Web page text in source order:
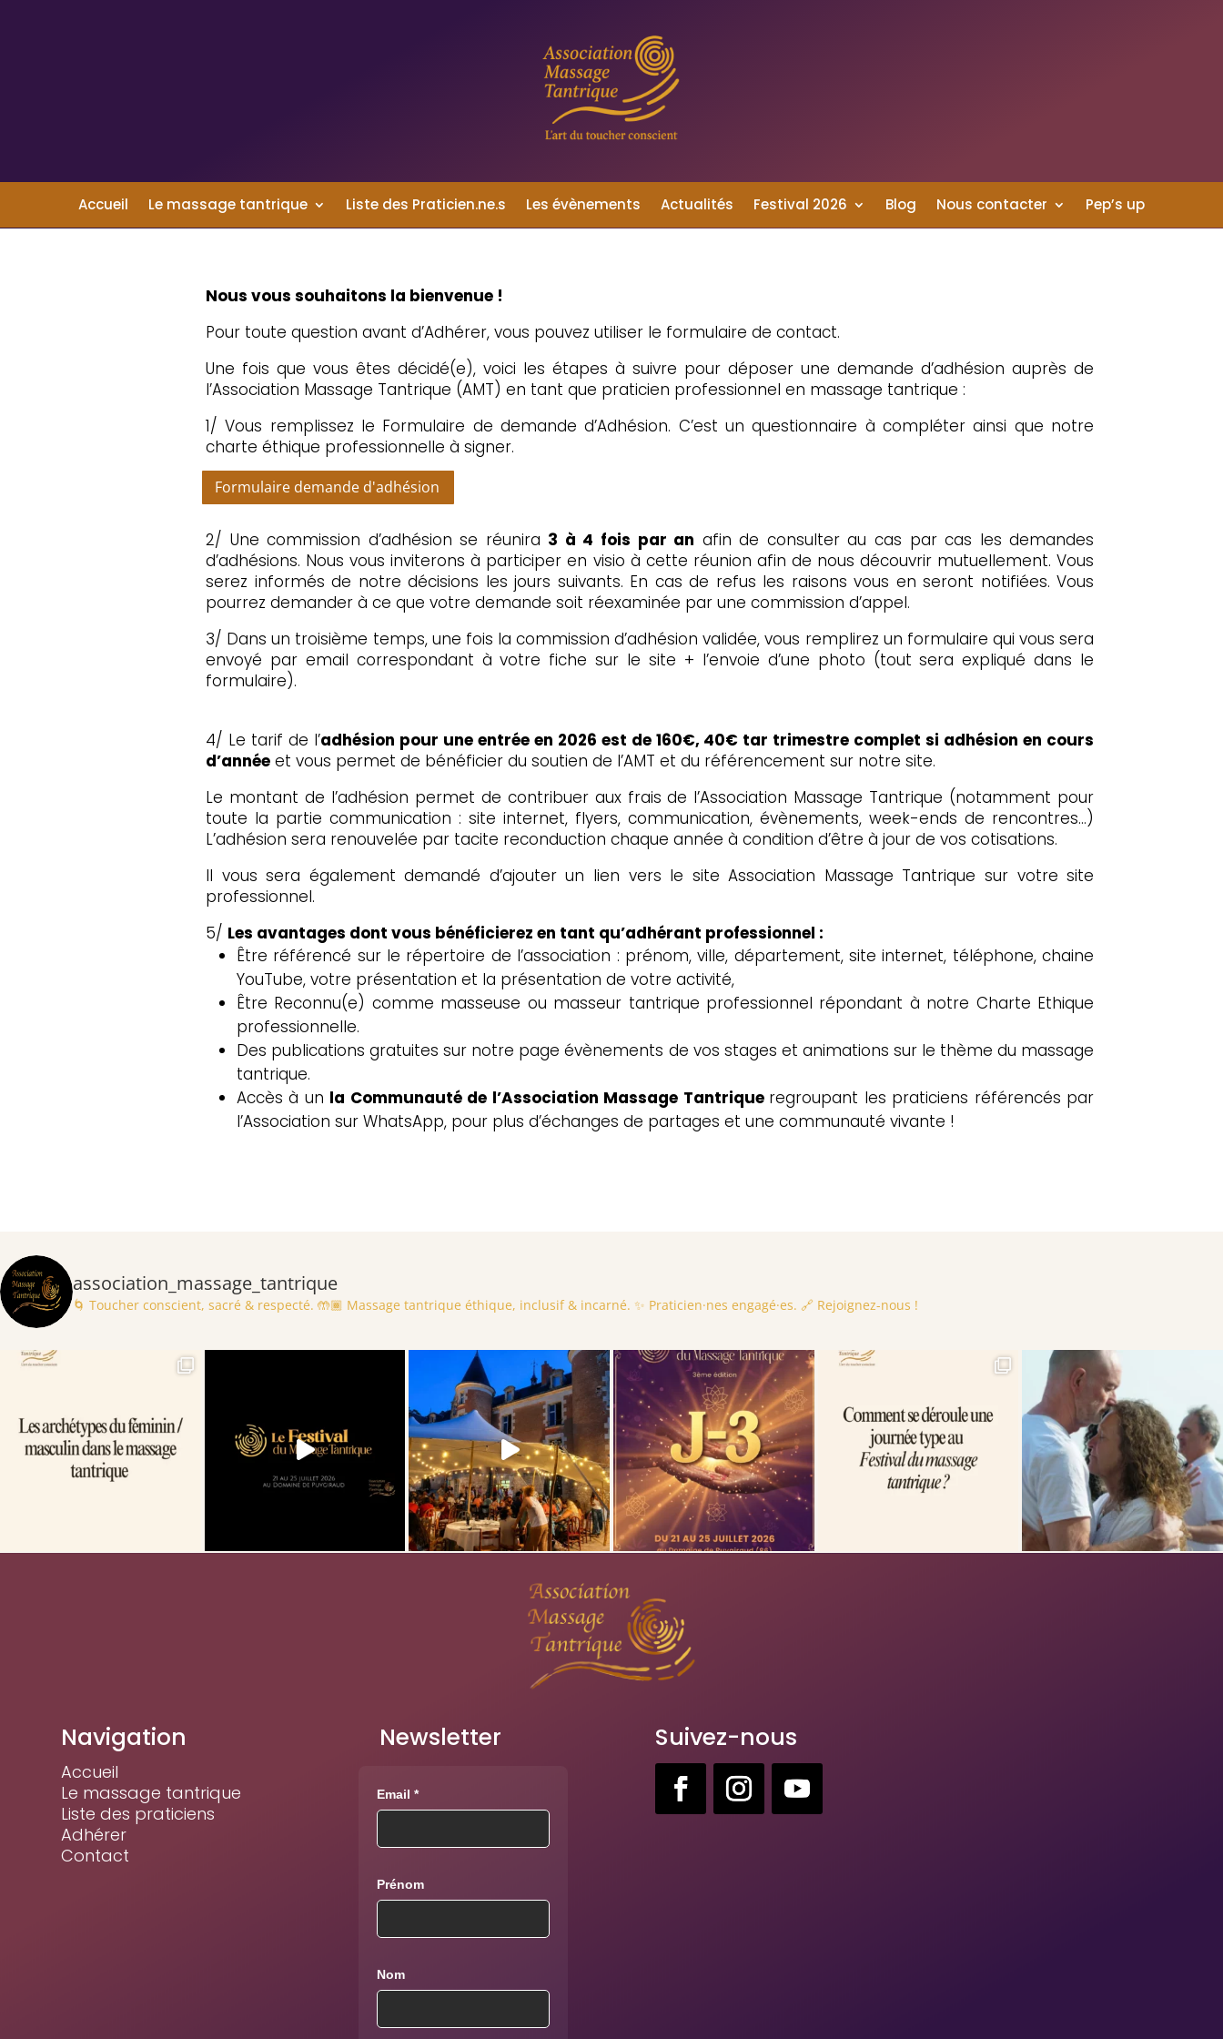
Accueil Le massage tantrique Liste des Praticien.ne.s Les évènements Actualités Festival 2026 Blog Nous contacter Pep’s up
Nous vous souhaitons la bienvenue !
Pour toute question avant d’Adhérer, vous pouvez utiliser le formulaire de contact.
Une fois que vous êtes décidé(e), voici les étapes à suivre pour déposer une demande d’adhésion auprès de
l’Association Massage Tantrique (AMT) en tant que praticien professionnel en massage tantrique :
1/ Vous remplissez le Formulaire de demande d’Adhésion. C’est un questionnaire à compléter ainsi que notre
charte éthique professionnelle à signer.
Formulaire demande d'adhésion
2/ Une commission d’adhésion se réunira 3 à 4 fois par an afin de consulter au cas par cas les demandes
d’adhésions. Nous vous inviterons à participer en visio à cette réunion afin de nous découvrir mutuellement. Vous
serez informés de notre décisions les jours suivants. En cas de refus les raisons vous en seront notifiées. Vous
pourrez demander à ce que votre demande soit réexaminée par une commission d’appel.
3/ Dans un troisième temps, une fois la commission d’adhésion validée, vous remplirez un formulaire qui vous sera
envoyé par email correspondant à votre fiche sur le site + l’envoie d’une photo (tout sera expliqué dans le
formulaire).
4/ Le tarif de l’adhésion pour une entrée en 2026 est de 160€, 40€ tar trimestre complet si adhésion en cours
d’année et vous permet de bénéficier du soutien de l’AMT et du référencement sur notre site.
Le montant de l’adhésion permet de contribuer aux frais de l’Association Massage Tantrique (notamment pour
toute la partie communication : site internet, flyers, communication, évènements, week-ends de rencontres…)
L’adhésion sera renouvelée par tacite reconduction chaque année à condition d’être à jour de vos cotisations.
Il vous sera également demandé d’ajouter un lien vers le site Association Massage Tantrique sur votre site
professionnel.
5/ Les avantages dont vous bénéficierez en tant qu’adhérant professionnel :
Être référencé sur le répertoire de l’association : prénom, ville, département, site internet, téléphone, chaine
YouTube, votre présentation et la présentation de votre activité,
Être Reconnu(e) comme masseuse ou masseur tantrique professionnel répondant à notre Charte Ethique
professionnelle.
Des publications gratuites sur notre page évènements de vos stages et animations sur le thème du massage
tantrique.
Accès à un la Communauté de l’Association Massage Tantrique regroupant les praticiens référencés par
l’Association sur WhatsApp, pour plus d’échanges de partages et une communauté vivante !
association_massage_tantrique
🌀 Toucher conscient, sacré & respecté. 🤲🏾 Massage tantrique éthique, inclusif & incarné. ✨ Praticien·nes engagé·es. 🔗 Rejoignez-nous !
Navigation
Accueil
Le massage tantrique
Liste des praticiens
Adhérer
Contact
Newsletter
Email *
Prénom
Nom
Suivez-nous